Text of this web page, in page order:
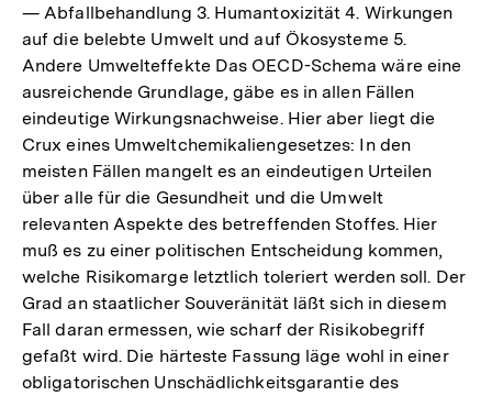
— Abfallbehandlung 3. Humantoxizität 4. Wirkungen
auf die belebte Umwelt und auf Ökosysteme 5.
Andere Umwelteffekte Das OECD-Schema wäre eine
ausreichende Grundlage, gäbe es in allen Fällen
eindeutige Wirkungsnachweise. Hier aber liegt die
Crux eines Umweltchemikaliengesetzes: In den
meisten Fällen mangelt es an eindeutigen Urteilen
über alle für die Gesundheit und die Umwelt
relevanten Aspekte des betreffenden Stoffes. Hier
muß es zu einer politischen Entscheidung kommen,
welche Risikomarge letztlich toleriert werden soll. Der
Grad an staatlicher Souveränität läßt sich in diesem
Fall daran ermessen, wie scharf der Risikobegriff
gefaßt wird. Die härteste Fassung läge wohl in einer
obligatorischen Unschädlichkeitsgarantie des